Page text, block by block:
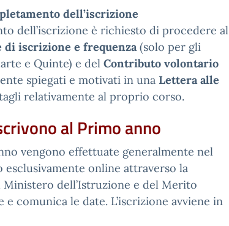
dell’iscrizione
dell’iscrizione è richiesto di procedere al
di iscrizione e frequenza(solo per gli
e Quinte) e del Contributo volontario
spiegati e motivati in una Lettera alle
relativamente al proprio corso.
al Primo anno
vengono effettuate generalmente nel
esclusivamente online attraverso la
Ministero dell’Istruzione e del Merito
comunica le date. L’iscrizione avviene in